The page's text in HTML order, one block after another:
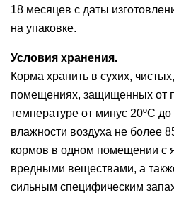
18 месяцев с даты
на упаковке.
Условия хранения.
Корма хранить в сухих,
помещениях, защищенных от
температуре от минус 20ºС
влажности воздуха не более
кормов в одном помещении с
вредными веществами, а
сильным специфическим